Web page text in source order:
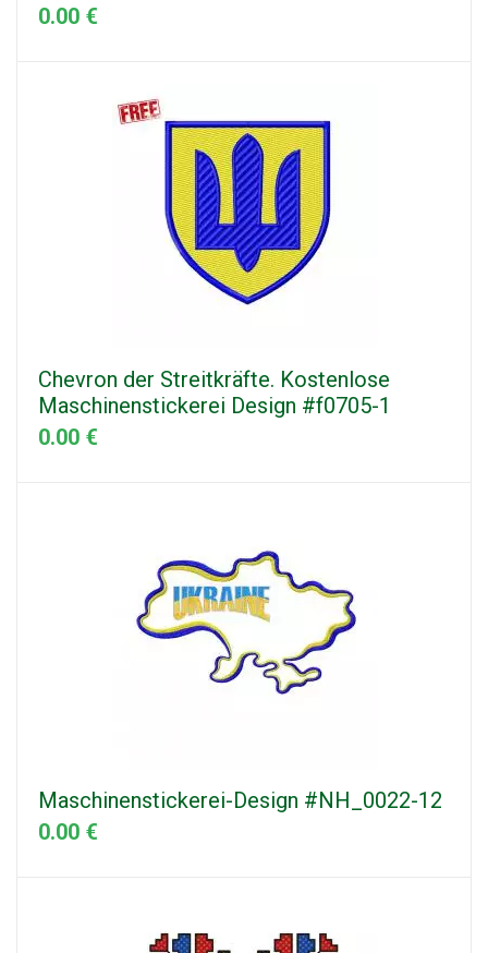
0.00 €
Chevron der Streitkräfte. Kostenlose
Maschinenstickerei Design #f0705-1
0.00 €
Maschinenstickerei-Design #NH_0022-12
0.00 €